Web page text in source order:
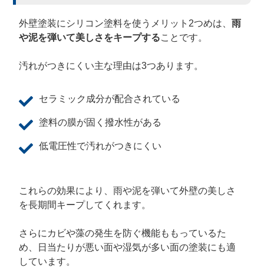
外壁塗装にシリコン塗料を使うメリット2つめは、雨
や泥を弾いて美しさをキープすることです。
汚れがつきにくい主な理由は3つあります。
セラミック成分が配合されている
塗料の膜が固く撥水性がある
低電圧性で汚れがつきにくい
これらの効果により、雨や泥を弾いて外壁の美しさ
を長期間キープしてくれます。
さらにカビや藻の発生を防ぐ機能ももっているた
め、日当たりが悪い面や湿気が多い面の塗装にも適
しています。